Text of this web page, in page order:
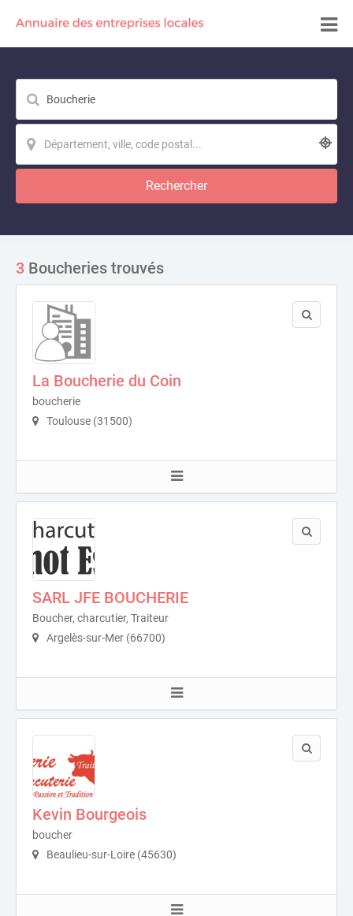
Rechercher
3 Boucheries trouvés
La Boucherie du Coin
boucherie
Toulouse (31500)
SARL JFE BOUCHERIE
Boucher, charcutier, Traiteur
Argelès-sur-Mer (66700)
Kevin Bourgeois
boucher
Beaulieu-sur-Loire (45630)